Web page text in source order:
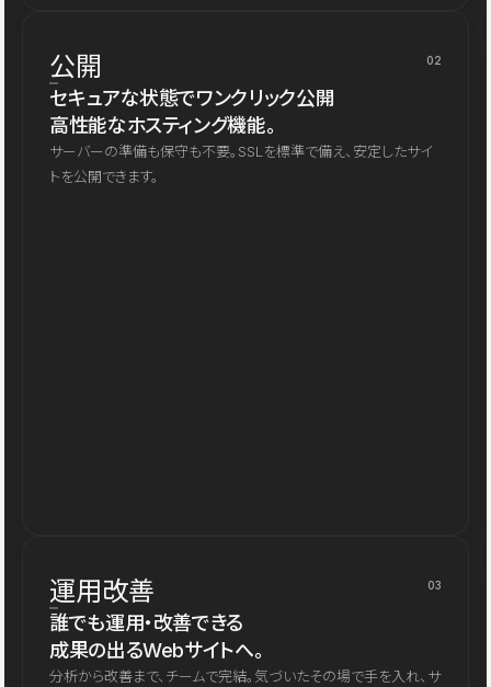
公開 02
セキュアな状態でワンクリック公開
高性能なホスティング機能。
サーバーの準備も保守も不要。SSLを標準で備え、安定したサイ
トを公開できます。
運用改善 03
誰でも運用・改善できる
成果の出るWebサイトへ。
分析から改善まで、チームで完結。気づいたその場で手を入れ、サ